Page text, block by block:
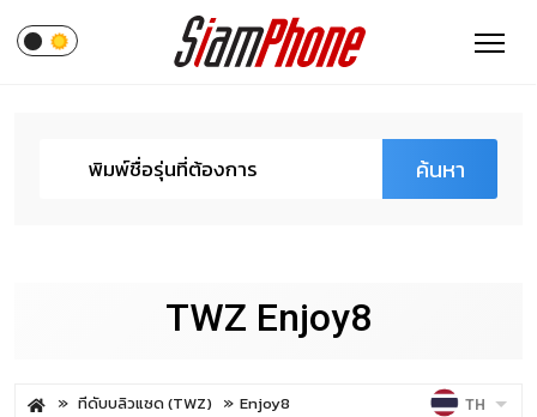
ค้นหา
TWZ Enjoy8
ทีดับบลิวแซด (TWZ) Enjoy8 TH